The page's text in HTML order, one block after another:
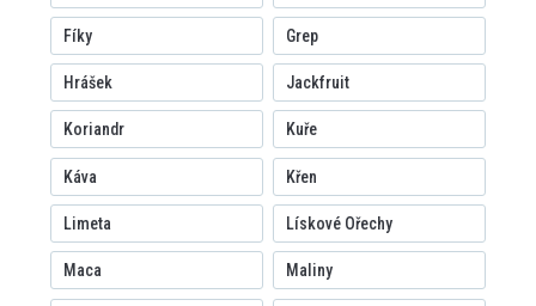
Fíky Grep
Hrášek Jackfruit
Koriandr Kuře
Káva Křen
Limeta Lískové Ořechy
Maca Maliny